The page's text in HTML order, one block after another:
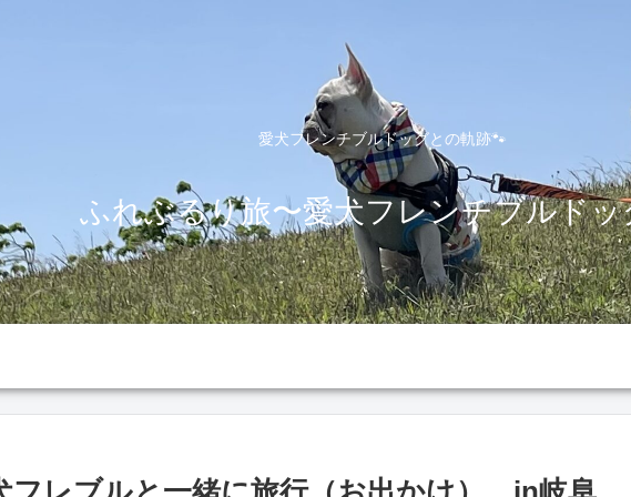
愛犬フレンチブルドッグとの軌跡🐾
ふれぶるり旅〜愛犬フレンチブルドッ